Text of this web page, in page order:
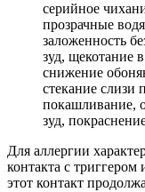
серийное
прозрачные
заложенность
зуд, щекотание
снижение
стекание слизи
покашливание,
зуд,
Для аллергии
контакта с триггером
этот контакт